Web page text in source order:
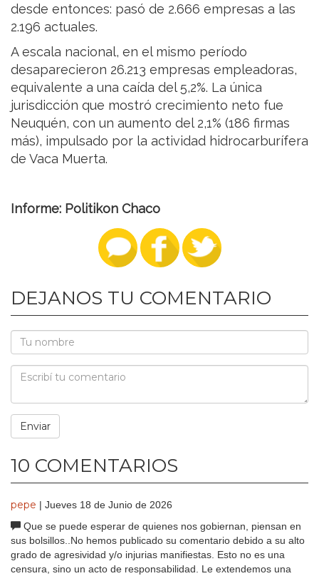
desde entonces: pasó de 2.666 empresas a las
2.196 actuales.
A escala nacional, en el mismo período
desaparecieron 26.213 empresas empleadoras,
equivalente a una caída del 5,2%. La única
jurisdicción que mostró crecimiento neto fue
Neuquén, con un aumento del 2,1% (186 firmas
más), impulsado por la actividad hidrocarburífera
de Vaca Muerta.
Informe: Politikon Chaco
DEJANOS TU COMENTARIO
10 COMENTARIOS
pepe | Jueves 18 de Junio de 2026
Que se puede esperar de quienes nos gobiernan, piensan en
sus bolsillos..No hemos publicado su comentario debido a su alto
grado de agresividad y/o injurias manifiestas. Esto no es una
censura, sino un acto de responsabilidad. Le extendemos una